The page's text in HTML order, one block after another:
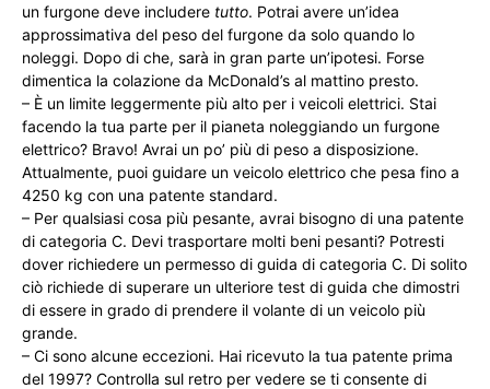
un furgone deve includere tutto. Potrai avere un’idea
approssimativa del peso del furgone da solo quando lo
noleggi. Dopo di che, sarà in gran parte un’ipotesi. Forse
dimentica la colazione da McDonald’s al mattino presto.
– È un limite leggermente più alto per i veicoli elettrici. Stai
facendo la tua parte per il pianeta noleggiando un furgone
elettrico? Bravo! Avrai un po’ più di peso a disposizione.
Attualmente, puoi guidare un veicolo elettrico che pesa fino a
4250 kg con una patente standard.
– Per qualsiasi cosa più pesante, avrai bisogno di una patente
di categoria C. Devi trasportare molti beni pesanti? Potresti
dover richiedere un permesso di guida di categoria C. Di solito
ciò richiede di superare un ulteriore test di guida che dimostri
di essere in grado di prendere il volante di un veicolo più
grande.
– Ci sono alcune eccezioni. Hai ricevuto la tua patente prima
del 1997? Controlla sul retro per vedere se ti consente di